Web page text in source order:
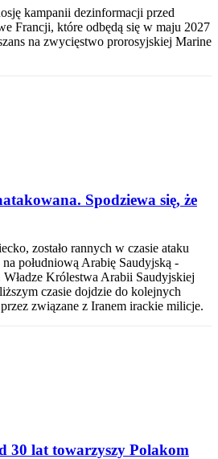
kampanii dezinformacji przed
Francji, które odbędą się w maju 2027
na zwycięstwo prorosyjskiej Marine
Spodziewa się, że
zostało rannych w czasie ataku
południową Arabię Saudyjską -
Królestwa Arabii Saudyjskiej
czasie dojdzie do kolejnych
związane z Iranem irackie milicje.
30 lat towarzyszy Polakom